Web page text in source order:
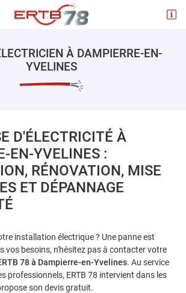

réception
vous consentez à recevoir nos propositions commerciales à
INSCRIPTION
À DAMPIERRE-EN-
YVELINES
D'ÉLECTRICITÉ À
EN-YVELINES :
RÉNOVATION, MISE
ET DÉPANNAGE
installation électrique ? Une panne est
vos besoins, n'hésitez pas à contacter votre
78 à Dampierre-en-Yvelines. Au service
professionnels, ERTB 78 intervient dans les
son devis gratuit.